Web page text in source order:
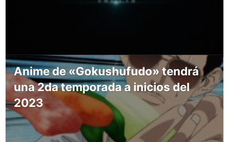
Anime de «Gokushufudo» tendrá
una 2da temporada a inicios del
2023